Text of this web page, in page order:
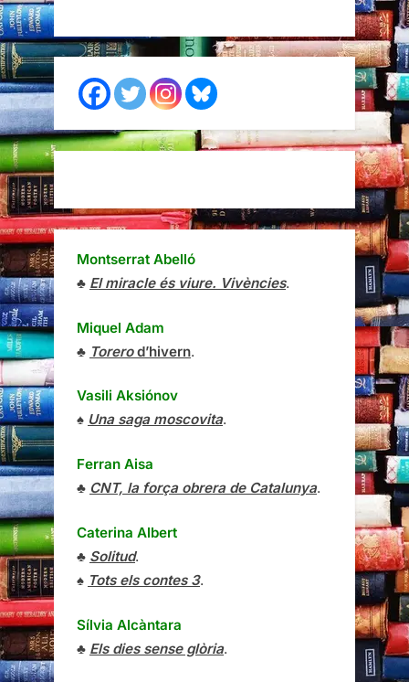
Montserrat Abelló
♣ El miracle és viure. Vivències.
Miquel Adam
♣ Torerod’hivern.
Vasili Aksiónov
♠ Una saga moscovita.
Ferran Aisa
♣ CNT, la força obrera de Catalunya.
Caterina Albert
♣ Solitud.
♠ Tots els contes 3.
Sílvia Alcàntara
♣ Els dies sense glòria.